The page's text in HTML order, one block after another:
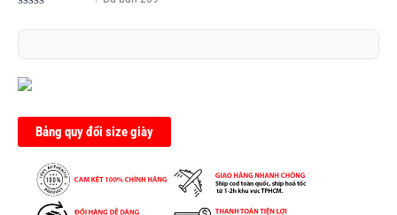
xếp
0.0
sao
Bảng quy đổi size giày